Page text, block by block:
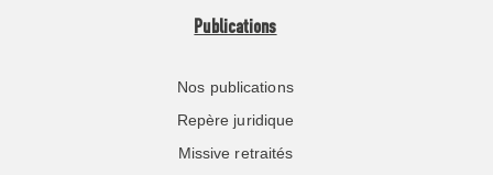
Publications
Nos publications
Repère juridique
Missive retraités